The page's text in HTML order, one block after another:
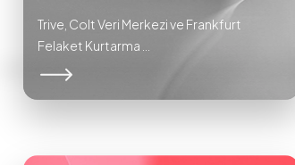
Trive, Colt Veri Merkezi ve Frankfurt
Felaket Kurtarma ...